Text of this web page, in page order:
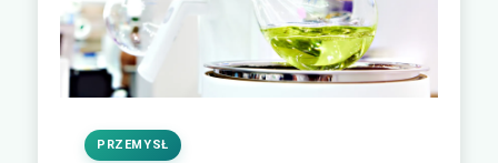
PRZEMYSŁ